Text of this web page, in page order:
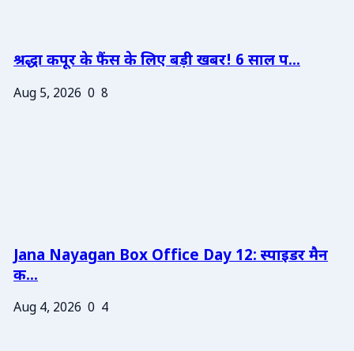
श्रद्धा कपूर के फैंस के लिए बड़ी खबर! 6 साल प...
Aug 5, 2026 0 8
Jana Nayagan Box Office Day 12: स्पाइडर मैन
क...
Aug 4, 2026 0 4